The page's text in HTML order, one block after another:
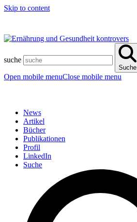
Skip to content
suche
Suche
Open mobile menuClose mobile menu
News
Artikel
Bücher
Publikationen
Profil
LinkedIn
Suche